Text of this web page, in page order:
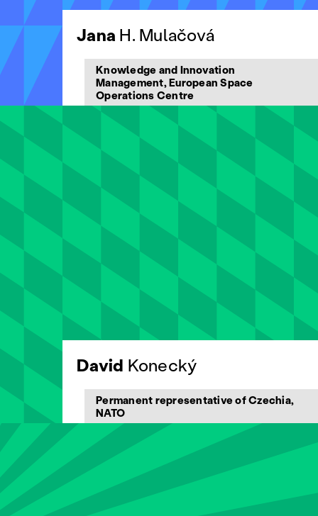
Jana H. Mulačová
Knowledge and Innovation
Management, European Space
Operations Centre
David Konecký
Permanent representative of Czechia,
NATO